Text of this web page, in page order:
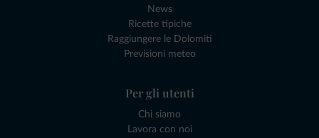
News
Ricette tipiche
Raggiungere le Dolomiti
Previsioni meteo
Per gli utenti
Chi siamo
Lavora con noi